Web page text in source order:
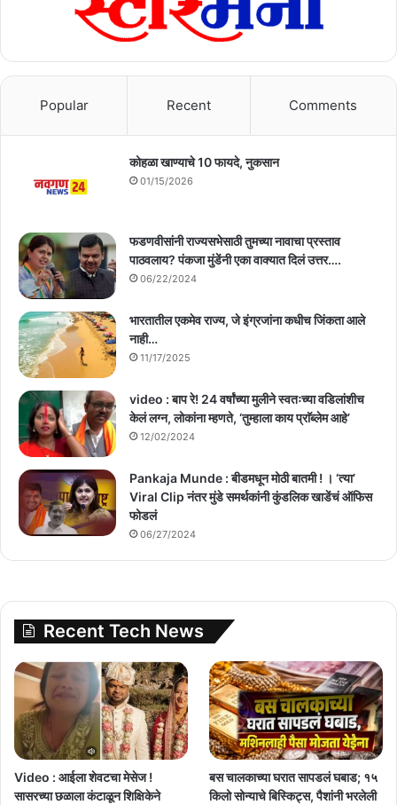
Popular Recent Comments
कोहळा खाण्याचे 10 फायदे, नुकसान
01/15/2026
फडणवीसांनी राज्यसभेसाठी तुमच्या नावाचा प्रस्ताव
पाठवलाय? पंकजा मुंडेंनी एका वाक्यात दिलं उत्तर….
06/22/2024
भारतातील एकमेव राज्य, जे इंग्रजांना कधीच जिंकता आले
नाही…
11/17/2025
video : बाप रे! 24 वर्षांच्या मुलीने स्वतःच्या वडिलांशीच
केलं लग्न, लोकांना म्हणते, ‘तुम्हाला काय प्राॅब्लेम आहे’
12/02/2024
Pankaja Munde : बीडमधून मोठी बातमी ! । ‘त्या’
Viral Clip नंतर मुंडे समर्थकांनी कुंडलिक खाडेंचं ऑफिस
फोडलं
06/27/2024
Recent Tech News
Video : आईला शेवटचा मेसेज !
सासरच्या छळाला कंटाळून शिक्षिकेने
बस चालकाच्या घरात सापडलं घबाड; १५
किलो सोन्याचे बिस्किट्स, पैशांनी भरलेली